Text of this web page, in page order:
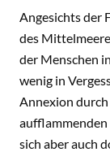
Angesichts der
des
der Menschen
wenig in
Annexion
sich aber auch